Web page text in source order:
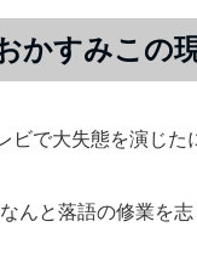
かすみこの
ビで大失態を演じ
んと落語の修業を志